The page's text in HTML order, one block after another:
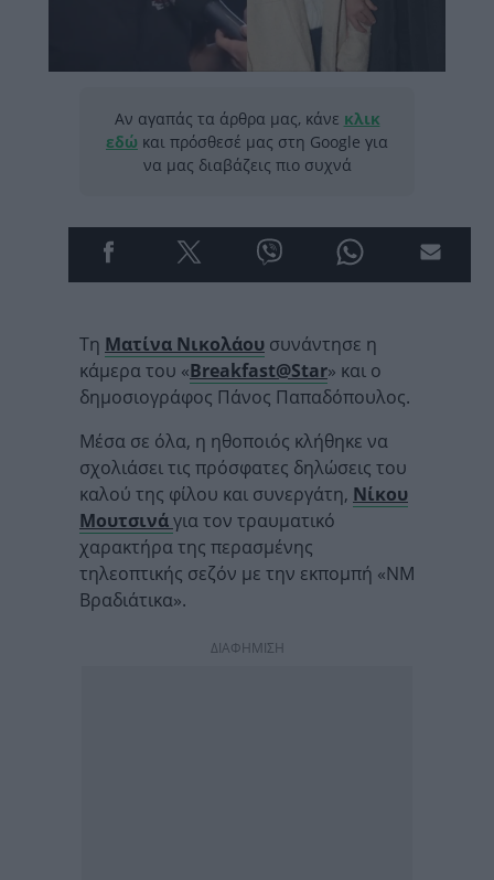
Αν αγαπάς τα άρθρα μας, κάνε κλικ
εδώ και πρόσθεσέ μας στη Google για
να μας διαβάζεις πιο συχνά
Τη Ματίνα Νικολάου συνάντησε η
κάμερα του «Breakfast@Star» και ο
δημοσιογράφος Πάνος Παπαδόπουλος.
Μέσα σε όλα, η ηθοποιός κλήθηκε να
σχολιάσει τις πρόσφατες δηλώσεις του
καλού της φίλου και συνεργάτη, Νίκου
Μουτσινάγια τον τραυματικό
χαρακτήρα της περασμένης
τηλεοπτικής σεζόν με την εκπομπή «ΝΜ
Βραδιάτικα».
ΔΙΑΦΗΜΙΣΗ